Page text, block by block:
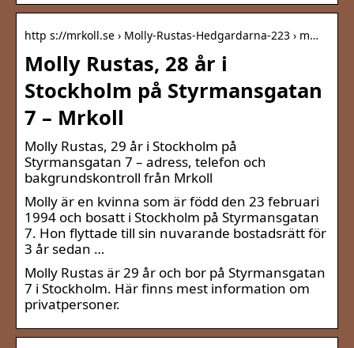
http s://mrkoll.se › Molly-Rustas-Hedgardarna-223 › m…
Molly Rustas, 28 år i
Stockholm på Styrmansgatan
7 – Mrkoll
Molly Rustas, 29 år i Stockholm på
Styrmansgatan 7 – adress, telefon och
bakgrundskontroll från Mrkoll
Molly är en kvinna som är född den 23 februari
1994 och bosatt i Stockholm på Styrmansgatan
7. Hon flyttade till sin nuvarande bostadsrätt för
3 år sedan …
Molly Rustas är 29 år och bor på Styrmansgatan
7 i Stockholm. Här finns mest information om
privatpersoner.